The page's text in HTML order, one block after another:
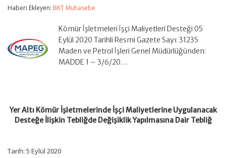
Uygulanacak
Tebliğde
Değişiklik
Yapılmasına
Haberi Ekleyen: BKT Muhasebe
Kömür İşletmeleri İşçi Maliyetleri Desteği 05
Eylül 2020 Tarihli Resmi Gazete Sayı: 31235
Maden ve Petrol İşleri Genel Müdürlüğünden:
MADDE 1 – 3/6/20…
Yer Altı Kömür İşletmelerinde İşçi Maliyetlerine Uygulanacak
Desteğe İlişkin Tebliğde Değişiklik Yapılmasına Dair Tebliğ
Tarih: 5 Eylül 2020